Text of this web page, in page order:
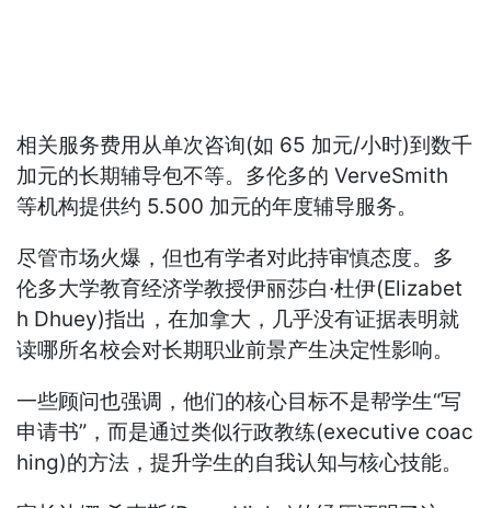
相关服务费用从单次咨询(如 65 加元/小时)到数千
加元的长期辅导包不等。多伦多的 VerveSmith
等机构提供约 5.500 加元的年度辅导服务。
尽管市场火爆，但也有学者对此持审慎态度。多
伦多大学教育经济学教授伊丽莎白·杜伊(Elizabet
h Dhuey)指出，在加拿大，几乎没有证据表明就
读哪所名校会对长期职业前景产生决定性影响。
一些顾问也强调，他们的核心目标不是帮学生“写
申请书”，而是通过类似行政教练(executive coac
hing)的方法，提升学生的自我认知与核心技能。